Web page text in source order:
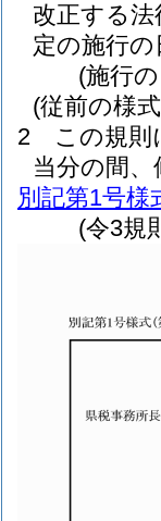
改正する法
定の施行
(施行
(従前の様
2
この規則
当分の間
別記第1号様
(令3規